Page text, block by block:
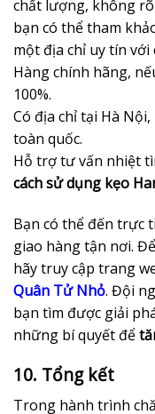
chất lượng, không
bạn có thể tham
một địa chỉ uy tín với
Hàng chính hãng,
100%.
Có địa chỉ tại Hà
toàn quốc.
Hỗ trợ tư vấn nhiệt
cách sử dụng kẹo
Bạn có thể đến trực
giao hàng tận nơi.
hãy truy cập trang
Quân Tử Nhỏ. Đội
bạn tìm được giải
những bí quyết để
10. Tổng kết
Trong hành trình